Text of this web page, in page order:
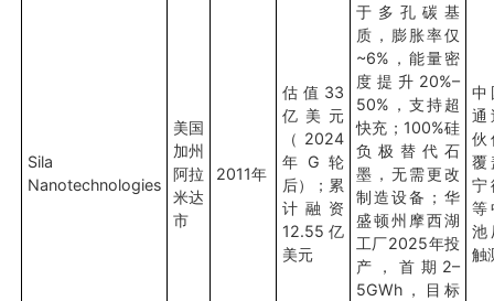
Sila
Nanotechnologies
美国
加州
阿拉
米达
市
2011年
估值33
亿美元
（2024
年G轮
后）；累
计融资
12.55亿
美元
于多孔碳基
质，膨胀率仅
~6%，能量密
度提升20%–
50%，支持超
快充；100%硅
负极替代石
墨，无需更改
制造设备；华
盛顿州摩西湖
工厂2025年投
产，首期2–
5GWh，目标
中
通
伙
覆
宁
等
池
触